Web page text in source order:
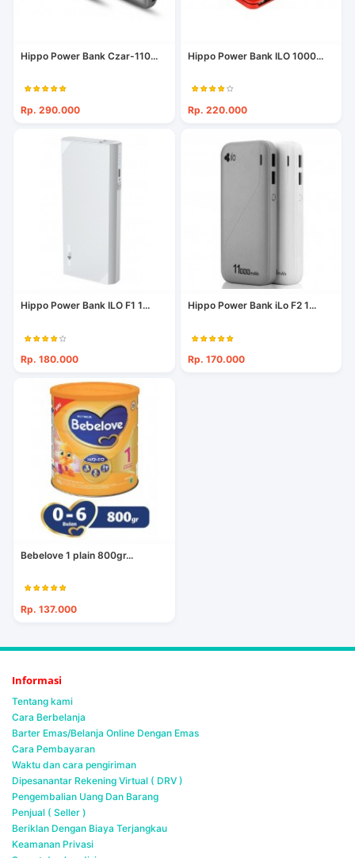
Hippo Power Bank Czar-110...
Rp. 290.000
Hippo Power Bank ILO 1000...
Rp. 220.000
Hippo Power Bank ILO F1 1...
Rp. 180.000
Hippo Power Bank iLo F2 1...
Rp. 170.000
Bebelove 1 plain 800gr...
Rp. 137.000
Informasi
Tentang kami
Cara Berbelanja
Barter Emas/Belanja Online Dengan Emas
Cara Pembayaran
Waktu dan cara pengiriman
Dipesanantar Rekening Virtual ( DRV )
Pengembalian Uang Dan Barang
Penjual ( Seller )
Beriklan Dengan Biaya Terjangkau
Keamanan Privasi